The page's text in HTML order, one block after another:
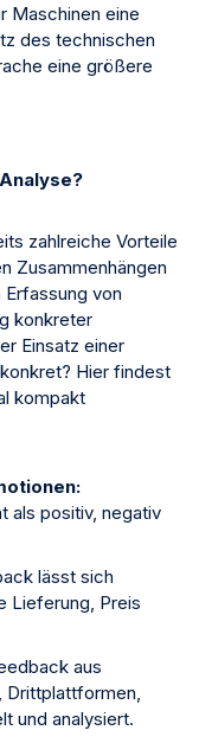
Maschinen eine
des technischen
eine größere
zahlreiche Vorteile
Zusammenhängen
von
konkreter
Einsatz einer
Hier findest
kompakt
als positiv, negativ
lässt sich
Lieferung, Preis
aus
Drittplattformen,
und analysiert.